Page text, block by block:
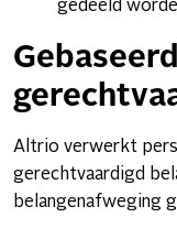
gedeeld
Altrio verwerkt
gerechtvaardigd
belangenafweging